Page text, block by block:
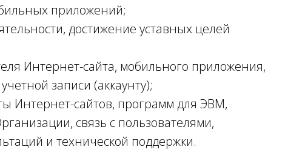
приложений;
достижение уставных целей
Интернет-сайта, мобильного приложения,
записи (аккаунту);
Интернет-сайтов, программ для ЭВМ,
связь с пользователями,
и технической поддержки.